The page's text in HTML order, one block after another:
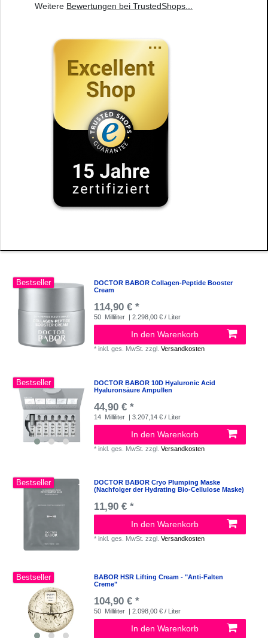
Weitere Bewertungen bei TrustedShops...
Bestseller
DOCTOR BABOR Collagen-Peptide Booster
Cream
114,90 € *
50 Milliliter | 2.298,00 € / Liter
In den Warenkorb
*inkl. ges. MwSt. zzgl.Versandkosten
Bestseller
DOCTOR BABOR 10D Hyaluronic Acid
Hyaluronsäure Ampullen
44,90 € *
14 Milliliter | 3.207,14 € / Liter
In den Warenkorb
*inkl. ges. MwSt. zzgl.Versandkosten
Bestseller
DOCTOR BABOR Cryo Plumping Maske
(Nachfolger der Hydrating Bio-Cellulose Maske)
11,90 € *
In den Warenkorb
*inkl. ges. MwSt. zzgl.Versandkosten
Bestseller
BABOR HSR Lifting Cream - "Anti-Falten
Creme"
104,90 € *
50 Milliliter | 2.098,00 € / Liter
In den Warenkorb